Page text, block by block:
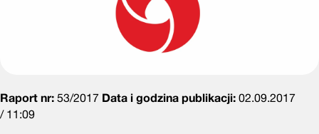
Raport nr: 53/2017 Data i godzina publikacji: 02.09.2017
/ 11:09